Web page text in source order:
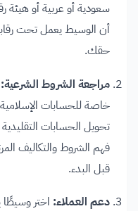
سعودية أو عربية أو هيئة
أن الوسيط يعمل تحت
حقك.
مراجعة الشروط الشرعية:
خاصة للحسابات
تحويل الحسابات
فهم الشروط والتكاليف
قبل البدء.
دعم العملاء: اختر وسيطًا